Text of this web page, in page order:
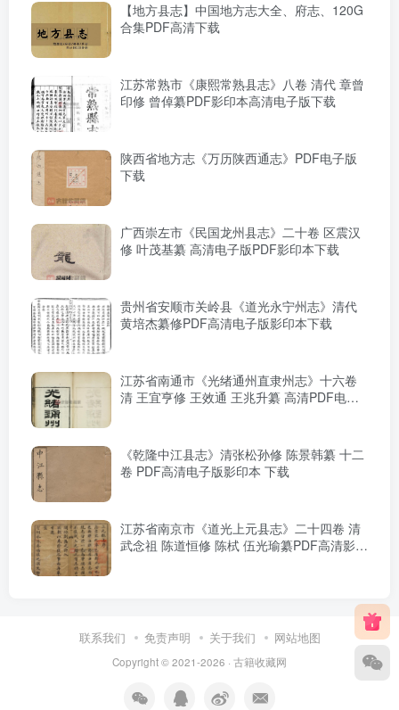
【地方县志】中国地方志大全、府志、120G
合集PDF高清下载
江苏常熟市《康熙常熟县志》八卷 清代 章曾
印修 曾倬纂PDF影印本高清电子版下载
陕西省地方志《万历陕西通志》PDF电子版
下载
广西崇左市《民国龙州县志》二十卷 区震汉
修 叶茂基纂 高清电子版PDF影印本下载
贵州省安顺市关岭县《道光永宁州志》清代
黄培杰纂修PDF高清电子版影印本下载
江苏省南通市《光绪通州直隶州志》十六卷
清 王宜亨修 王效通 王兆升纂 高清PDF电子
《乾隆中江县志》清张松孙修 陈景韩纂 十二
卷 PDF高清电子版影印本 下载
江苏省南京市《道光上元县志》二十四卷 清
武念祖 陈道恒修 陈栻 伍光瑜纂PDF高清影印
联系我们 免责声明 关于我们 网站地图
Copyright © 2021-2026 · 古籍收藏网